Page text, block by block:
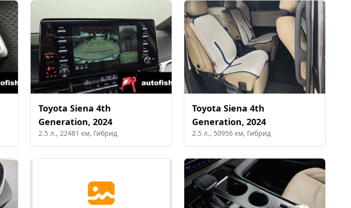
Toyota Siena 4th
Generation, 2024
2.5 л., 22481 км, Гибрид
Toyota Siena 4th
Generation, 2024
2.5 л., 50956 км, Гибрид